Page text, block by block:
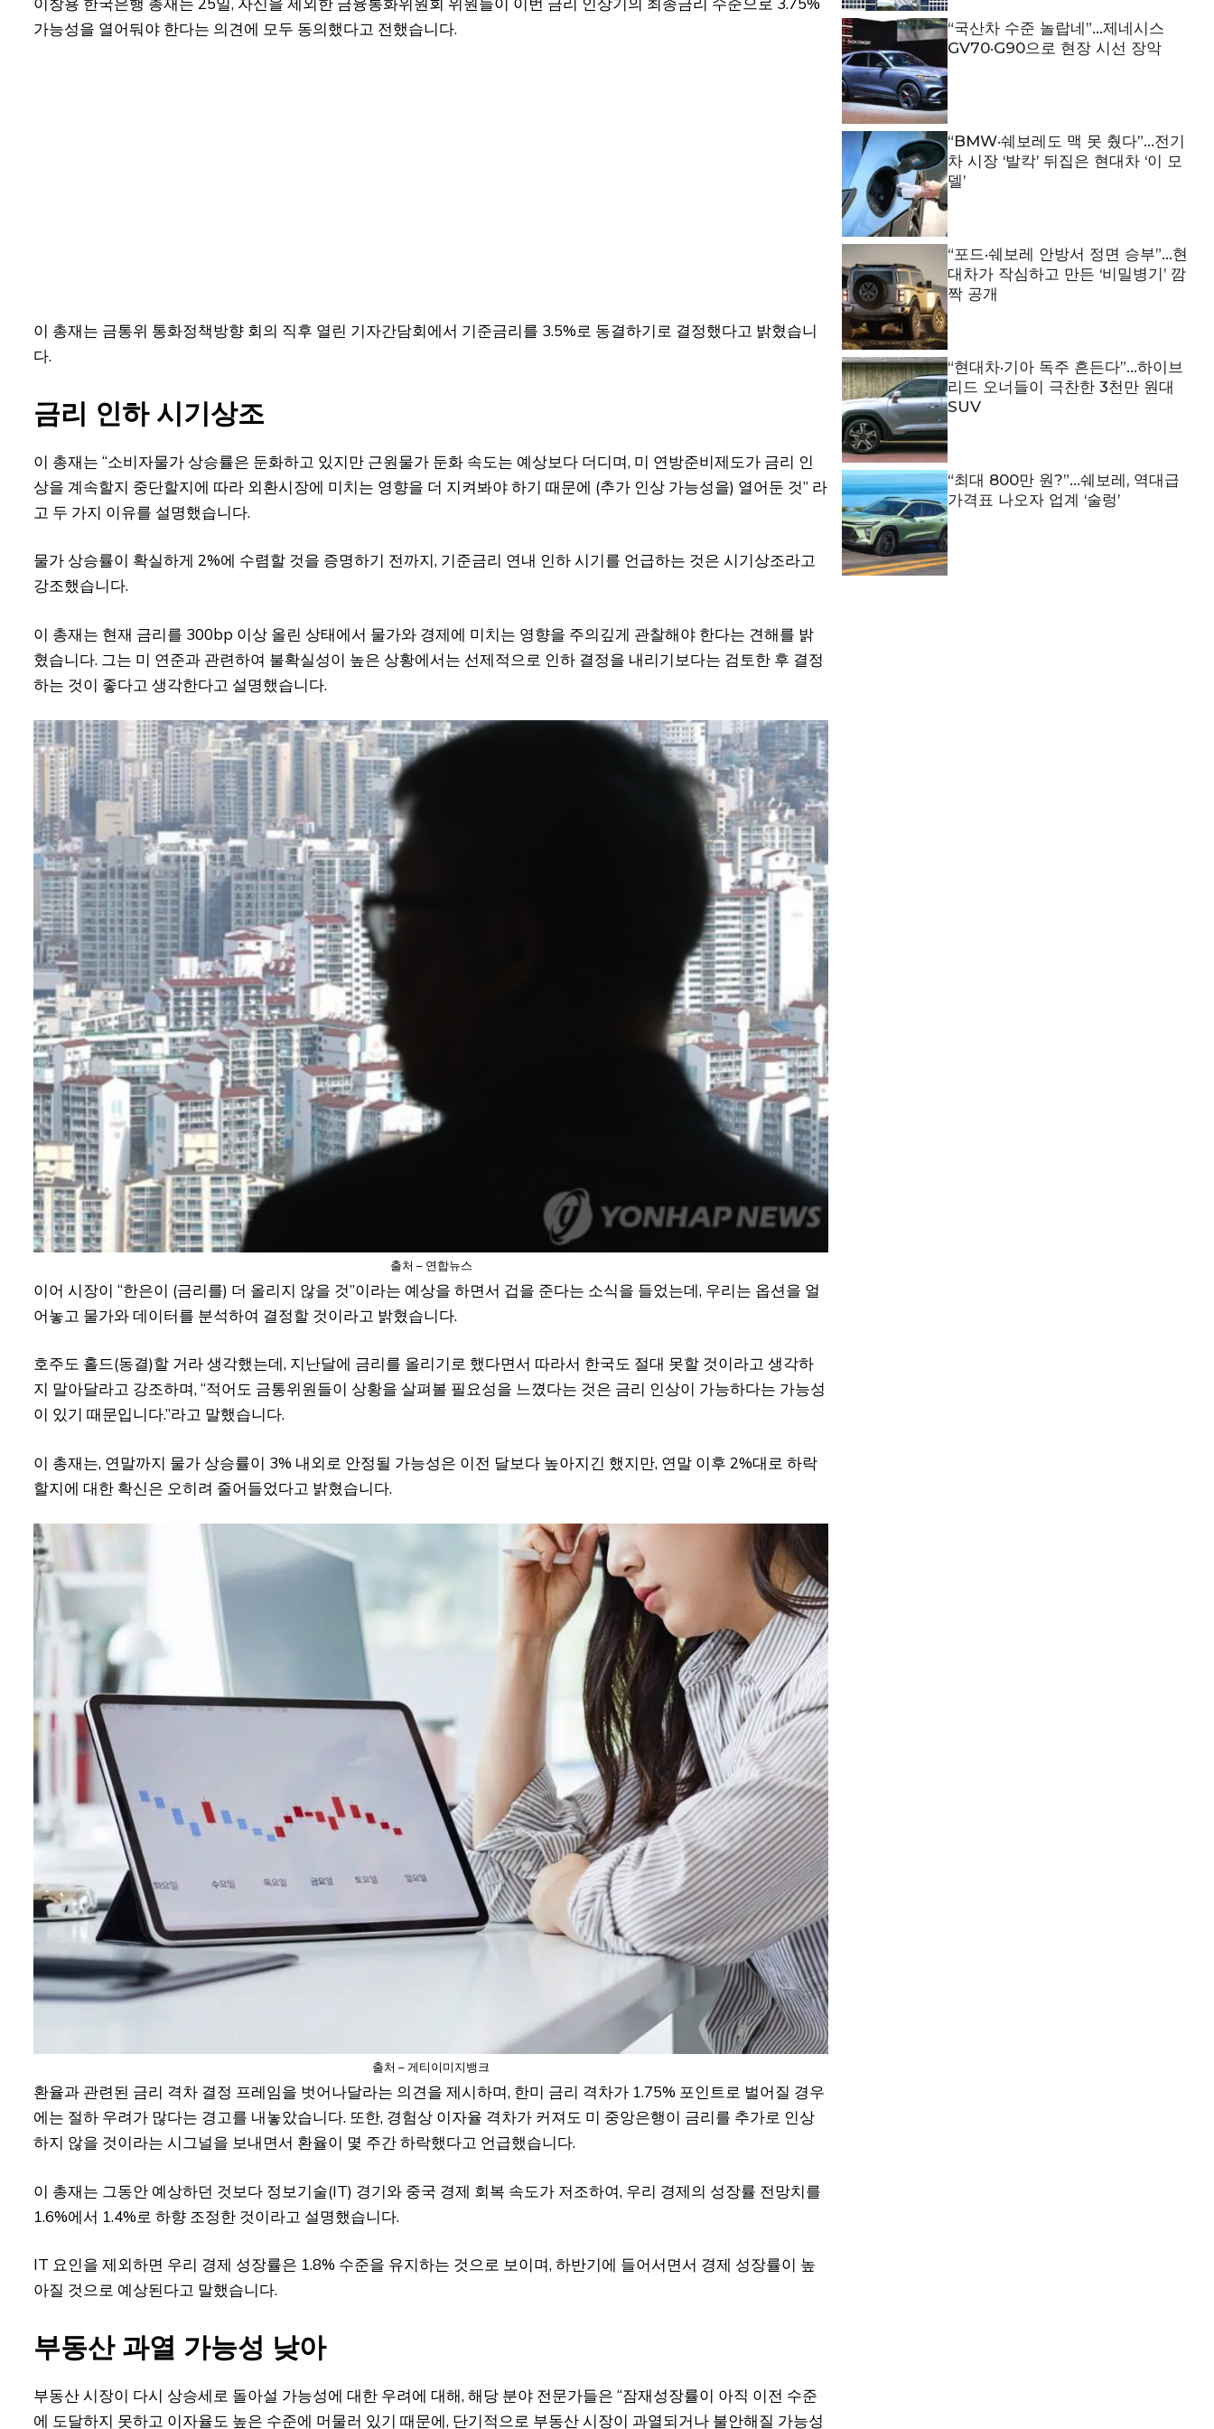
가능성을 열어둬야 한다는 의견에 모두 동의했다고 전했습니다.
이 총재는 금통위 통화정책방향 회의 직후 열린 기자간담회에서 기준금리를 3.5%로 동결하기로 결정했다고 밝혔습니
다.
금리 인하 시기상조
이 총재는 “소비자물가 상승률은 둔화하고 있지만 근원물가 둔화 속도는 예상보다 더디며, 미 연방준비제도가 금리 인
상을 계속할지 중단할지에 따라 외환시장에 미치는 영향을 더 지켜봐야 하기 때문에 (추가 인상 가능성을) 열어둔 것” 라
고 두 가지 이유를 설명했습니다.
물가 상승률이 확실하게 2%에 수렴할 것을 증명하기 전까지, 기준금리 연내 인하 시기를 언급하는 것은 시기상조라고
강조했습니다.
이 총재는 현재 금리를 300bp 이상 올린 상태에서 물가와 경제에 미치는 영향을 주의깊게 관찰해야 한다는 견해를 밝
혔습니다. 그는 미 연준과 관련하여 불확실성이 높은 상황에서는 선제적으로 인하 결정을 내리기보다는 검토한 후 결정
하는 것이 좋다고 생각한다고 설명했습니다.
출처 – 연합뉴스
이어 시장이 “한은이 (금리를) 더 올리지 않을 것”이라는 예상을 하면서 겁을 준다는 소식을 들었는데, 우리는 옵션을 얼
어놓고 물가와 데이터를 분석하여 결정할 것이라고 밝혔습니다.
호주도 홀드(동결)할 거라 생각했는데, 지난달에 금리를 올리기로 했다면서 따라서 한국도 절대 못할 것이라고 생각하
지 말아달라고 강조하며, “적어도 금통위원들이 상황을 살펴볼 필요성을 느꼈다는 것은 금리 인상이 가능하다는 가능성
이 있기 때문입니다.”라고 말했습니다.
이 총재는, 연말까지 물가 상승률이 3% 내외로 안정될 가능성은 이전 달보다 높아지긴 했지만, 연말 이후 2%대로 하락
할지에 대한 확신은 오히려 줄어들었다고 밝혔습니다.
출처 – 게티이미지뱅크
환율과 관련된 금리 격차 결정 프레임을 벗어나달라는 의견을 제시하며, 한미 금리 격차가 1.75% 포인트로 벌어질 경우
에는 절하 우려가 많다는 경고를 내놓았습니다. 또한, 경험상 이자율 격차가 커져도 미 중앙은행이 금리를 추가로 인상
하지 않을 것이라는 시그널을 보내면서 환율이 몇 주간 하락했다고 언급했습니다.
이 총재는 그동안 예상하던 것보다 정보기술(IT) 경기와 중국 경제 회복 속도가 저조하여, 우리 경제의 성장률 전망치를
1.6%에서 1.4%로 하향 조정한 것이라고 설명했습니다.
IT 요인을 제외하면 우리 경제 성장률은 1.8% 수준을 유지하는 것으로 보이며, 하반기에 들어서면서 경제 성장률이 높
아질 것으로 예상된다고 말했습니다.
부동산 과열 가능성 낮아
부동산 시장이 다시 상승세로 돌아설 가능성에 대한 우려에 대해, 해당 분야 전문가들은 “잠재성장률이 아직 이전 수준
에 도달하지 못하고 이자율도 높은 수준에 머물러 있기 때문에, 단기적으로 부동산 시장이 과열되거나 불안해질 가능성
“국산차 수준 놀랍네”…제네시스
GV70·G90으로 현장 시선 장악
“BMW·쉐보레도 맥 못 췄다”…전기
차 시장 ‘발칵’ 뒤집은 현대차 ‘이 모
델’
“포드·쉐보레 안방서 정면 승부”…현
대차가 작심하고 만든 ‘비밀병기’ 깜
짝 공개
“현대차·기아 독주 흔든다”…하이브
리드 오너들이 극찬한 3천만 원대
SUV
“최대 800만 원?”…쉐보레, 역대급
가격표 나오자 업계 ‘술렁’